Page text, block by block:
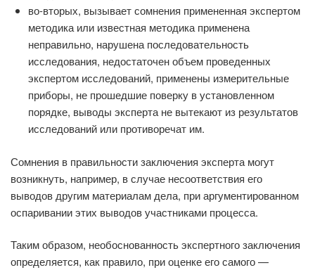
во-вторых, вызывает сомнения примененная экспертом
методика или известная методика применена
неправильно, нарушена последовательность
исследования, недостаточен объем проведенных
экспертом исследований, применены измерительные
приборы, не прошедшие поверку в установленном
порядке, выводы эксперта не вытекают из результатов
исследований или противоречат им.
Сомнения в правильности заключения эксперта могут
возникнуть, например, в случае несоответствия его
выводов другим материалам дела, при аргументированном
оспаривании этих выводов участниками процесса.
Таким образом, необоснованность экспертного заключения
определяется, как правило, при оценке его самого —